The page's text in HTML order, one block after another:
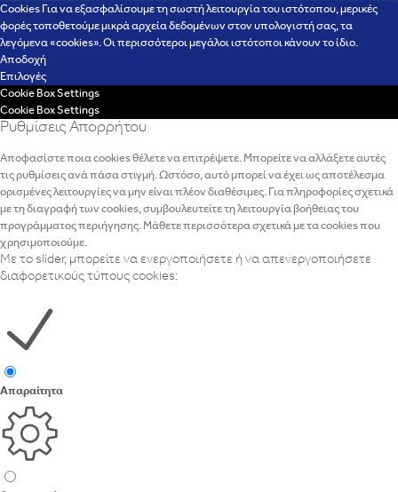
Cookies Για να εξασφαλίσουμε τη σωστή λειτουργία του ιστότοπου, μερικές
φορές τοποθετούμε μικρά αρχεία δεδομένων στον υπολογιστή σας, τα
λεγόμενα «cookies». Οι περισσότεροι μεγάλοι ιστότοποι κάνουν το ίδιο.
Αποδοχή
Επιλογές
Cookie Box Settings
Cookie Box Settings
Ρυθμίσεις Απορρήτου
Αποφασίστε ποια cookies θέλετε να επιτρέψετε. Μπορείτε να αλλάξετε αυτές
τις ρυθμίσεις ανά πάσα στιγμή. Ωστόσο, αυτό μπορεί να έχει ως αποτέλεσμα
ορισμένες λειτουργίες να μην είναι πλέον διαθέσιμες. Για πληροφορίες σχετικά
με τη διαγραφή των cookies, συμβουλευτείτε τη λειτουργία βοήθειας του
προγράμματος περιήγησης. Μάθετε περισσότερα σχετικά με τα cookies που
χρησιμοποιούμε.
Με το slider, μπορείτε να ενεργοποιήσετε ή να απενεργοποιήσετε
διαφορετικούς τύπους cookies:
Απαραίτητα